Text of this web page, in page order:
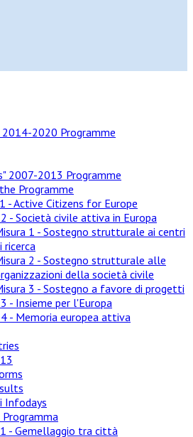
2020 Programme
2007-2013 Programme
Programme
- Active Citizens for Europe
- Società civile attiva in Europa
1 - Sostegno strutturale ai centri
ricerca
2 - Sostegno strutturale alle
della società civile
3 - Sostegno a favore di progetti
- Insieme per l'Europa
- Memoria europea attiva
Infodays
- Gemellaggio tra città